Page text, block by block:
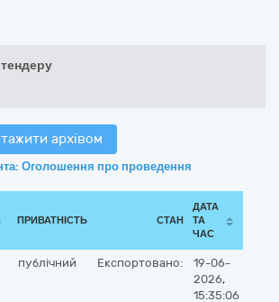
архівом
Оголошення про проведення
ПРИВАТНІСТЬ СТАН
ДАТА
ТА
ЧАС
публічний Експортовано:
19-06-
2026,
15:35:06